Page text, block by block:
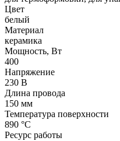
Цвет
белый
Материал
керамика
Мощность, Вт
400
Напряжение
230 В
Длина провода
150 мм
Температура поверхности
890 °С
Ресурс работы